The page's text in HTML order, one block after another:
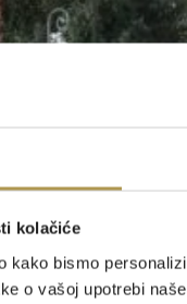
kolačiće
kako bismo
o vašoj upotrebi